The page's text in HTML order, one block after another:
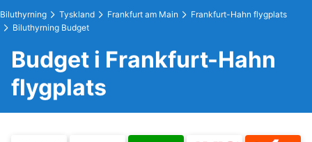
Biluthyrning Tyskland Frankfurt am Main
Frankfurt-Hahn flygplats
Biluthyrning Budget
Budget i Frankfurt-Hahn
flygplats